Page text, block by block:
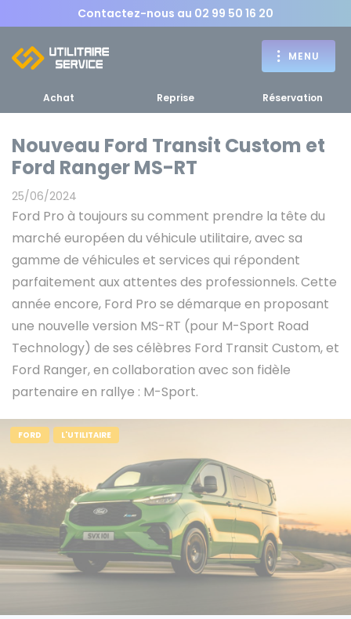
Contactez-nous au 02 99 50 16 20
MENU
RETOUR
MENU
d'un utilitaire
Fourgons Camionnettes
Bennes, plateaux
spécifiques
Caisses grands volumes
Minibus
Voitures de société et Pick-
up
RETOUR MENU
Achat Reprise Réservation
Nouveau Ford Transit Custom et
Ford Ranger MS-RT
25/06/2024
Ford Pro à toujours su comment prendre la tête du
marché européen du véhicule utilitaire, avec sa
gamme de véhicules et services qui répondent
parfaitement aux attentes des professionnels. Cette
année encore, Ford Pro se démarque en proposant
une nouvelle version MS-RT (pour M-Sport Road
Technology) de ses célèbres Ford Transit Custom, et
Ford Ranger, en collaboration avec son fidèle
partenaire en rallye : M-Sport.
FORD L'UTILITAIRE